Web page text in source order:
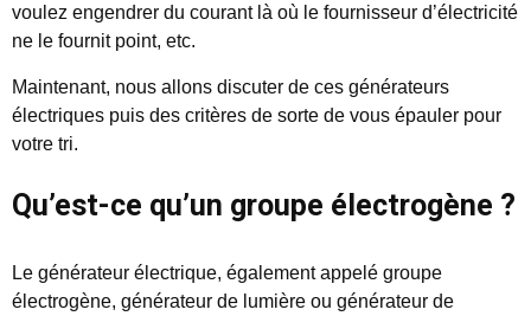
voulez engendrer du courant là où le fournisseur d’électricité
ne le fournit point, etc.
Maintenant, nous allons discuter de ces générateurs
électriques puis des critères de sorte de vous épauler pour
votre tri.
Qu’est-ce qu’un groupe électrogène ?
Le générateur électrique, également appelé groupe
électrogène, générateur de lumière ou générateur de